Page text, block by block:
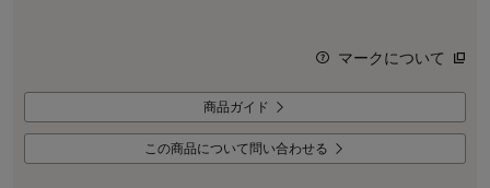
マークについて
商品ガイド
この商品について問い合わせる